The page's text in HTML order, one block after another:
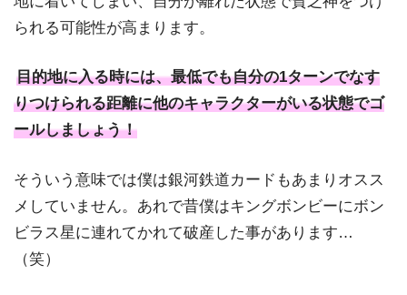
られる可能性が高まります。
目的地に入る時には、最低でも自分の1ターンでなす
りつけられる距離に他のキャラクターがいる状態でゴ
ールしましょう！
そういう意味では僕は銀河鉄道カードもあまりオスス
メしていません。あれで昔僕はキングボンビーにボン
ビラス星に連れてかれて破産した事があります…
（笑）